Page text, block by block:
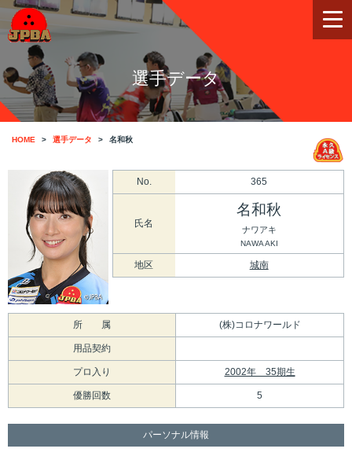
選手データ
HOME 選手データ 名和秋
No. 365
氏名
名和秋
ナワアキ
NAWA AKI
地区 城南
所 属 (株)コロナワールド
用品契約
プロ入り 2002年 35期生
優勝回数 5
パーソナル情報